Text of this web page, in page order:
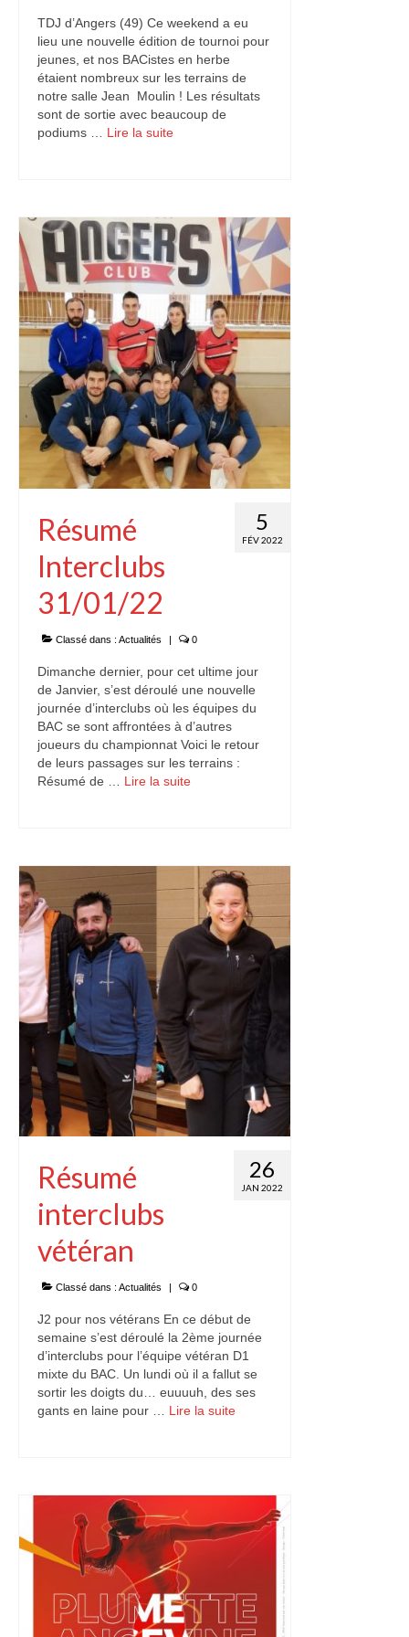
Championnats interclubs
Tournois
Stages
Inscriptions
Formations et bénévoles
Formations d’Officiel Technique
Formations encadrant bénévole
Bénévoles
Contact
TDJ d’Angers (49) Ce weekend a eu
lieu une nouvelle édition de tournoi pour
jeunes, et nos BACistes en herbe
étaient nombreux sur les terrains de
notre salle Jean Moulin ! Les résultats
sont de sortie avec beaucoup de
podiums … Lire la suite­­
5
FÉV 2022
Résumé
Interclubs
31/01/22
Classé dans : Actualités | 0
Dimanche dernier, pour cet ultime jour
de Janvier, s’est déroulé une nouvelle
journée d’interclubs où les équipes du
BAC se sont affrontées à d’autres
joueurs du championnat Voici le retour
de leurs passages sur les terrains :
Résumé de … Lire la suite­­
26
JAN 2022
Résumé
interclubs
vétéran
Classé dans : Actualités | 0
J2 pour nos vétérans En ce début de
semaine s’est déroulé la 2ème journée
d’interclubs pour l’équipe vétéran D1
mixte du BAC. Un lundi où il a fallut se
sortir les doigts du… euuuuh, des ses
gants en laine pour … Lire la suite­­